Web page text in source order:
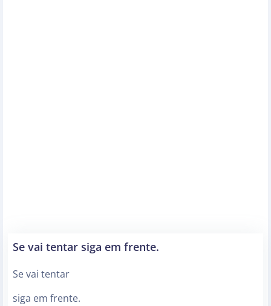
Se vai tentar siga em frente.
Se vai tentar
siga em frente.